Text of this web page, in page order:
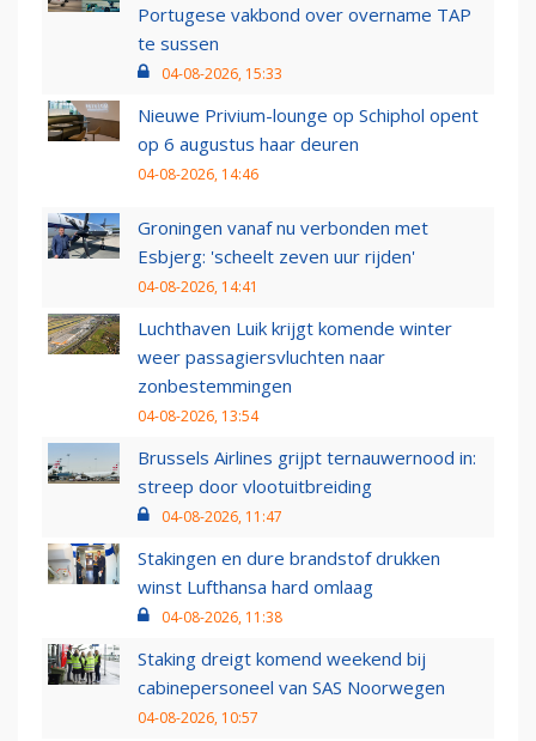
Portugese vakbond over overname TAP
te sussen
04-08-2026, 15:33
Nieuwe Privium-lounge op Schiphol opent
op 6 augustus haar deuren
04-08-2026, 14:46
Groningen vanaf nu verbonden met
Esbjerg: 'scheelt zeven uur rijden'
04-08-2026, 14:41
Luchthaven Luik krijgt komende winter
weer passagiersvluchten naar
zonbestemmingen
04-08-2026, 13:54
Brussels Airlines grijpt ternauwernood in:
streep door vlootuitbreiding
04-08-2026, 11:47
Stakingen en dure brandstof drukken
winst Lufthansa hard omlaag
04-08-2026, 11:38
Staking dreigt komend weekend bij
cabinepersoneel van SAS Noorwegen
04-08-2026, 10:57